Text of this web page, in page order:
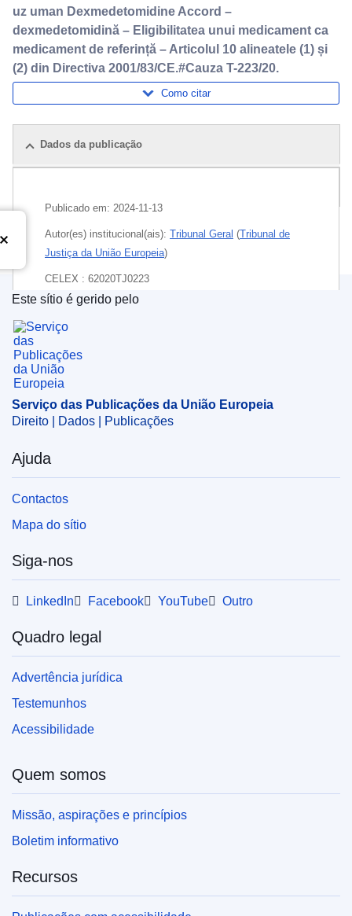
uz uman Dexmedetomidine Accord –
dexmedetomidină – Eligibilitatea unui medicament ca
medicament de referință – Articolul 10 alineatele (1) și
(2) din Directiva 2001/83/CE.#Cauza T-223/20.
Como citar
Dados da publicação
Publicado em: 2024-11-13
Autor(es) institucional(ais): Tribunal Geral (Tribunal de
Justiça da União Europeia)
CELEX : 62020TJ0223
ECLI : ECLI:EU:T:2024:822
Serviço das Publicações da União Europeia
Este sítio é gerido pelo
Serviço das Publicações da União Europeia
Direito | Dados | Publicações
Ajuda
Contactos
Mapa do sítio
Siga-nos
LinkedIn Facebook YouTube Outro
Quadro legal
Advertência jurídica
Testemunhos
Acessibilidade
Quem somos
Missão, aspirações e princípios
Boletim informativo
Recursos